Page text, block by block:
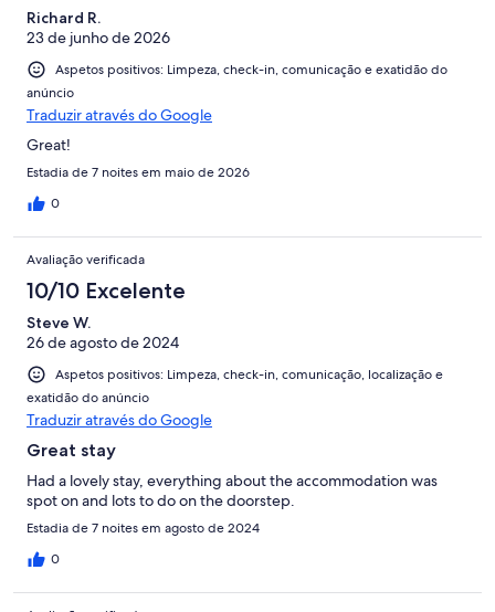
Richard R.
23 de junho de 2026
Aspetos positivos: Limpeza, check-in, comunicação e exatidão do
anúncio
Traduzir através do Google
Great!
Estadia de 7 noites em maio de 2026
0
Avaliação verificada
10/10 Excelente
Steve W.
26 de agosto de 2024
Aspetos positivos: Limpeza, check-in, comunicação, localização e
exatidão do anúncio
Traduzir através do Google
Great stay
Had a lovely stay, everything about the accommodation was
spot on and lots to do on the doorstep.
Estadia de 7 noites em agosto de 2024
0